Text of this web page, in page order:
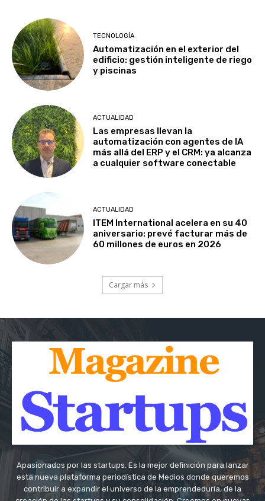
TECNOLOGÍA
Automatización en el exterior del
edificio: gestión inteligente de riego
y piscinas
ACTUALIDAD
Las empresas llevan la
automatización con agentes de IA
más allá del ERP y el CRM: ya alcanza
a cualquier software conectable
ACTUALIDAD
ITEM International acelera en su 40
aniversario: prevé facturar más de
60 millones de euros en 2026
Cargar más
Apasionados por las startups. Es la mejor definición para lanzar
esta nueva plataforma periodística de Medios donde queremos
contribuir a expandir el universo de la emprendeduría, de la